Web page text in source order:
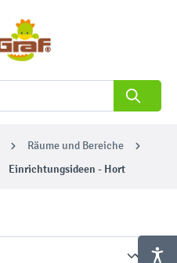
Räume und Bereiche
Einrichtungsideen - Hort